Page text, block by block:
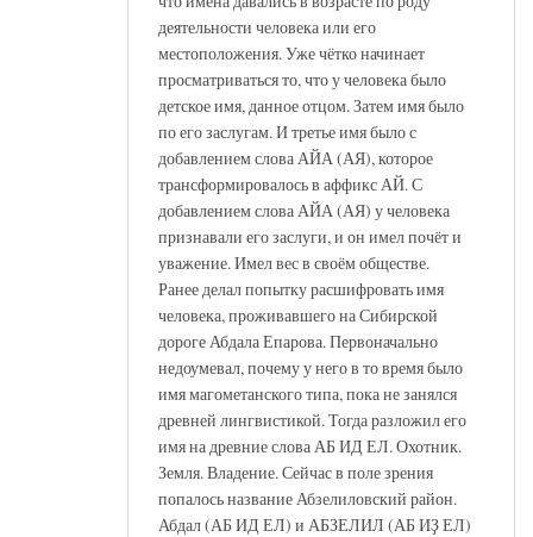
деятельности человека или его
местоположения. Уже чётко начинает
просматриваться то, что у человека было
детское имя, данное отцом. Затем имя было
по его заслугам. И третье имя было с
добавлением слова АЙА (АЯ), которое
трансформировалось в аффикс АЙ. С
добавлением слова АЙА (АЯ) у человека
признавали его заслуги, и он имел почёт и
уважение. Имел вес в своём обществе.
Ранее делал попытку расшифровать имя
человека, проживавшего на Сибирской
дороге Абдала Епарова. Первоначально
недоумевал, почему у него в то время было
имя магометанского типа, пока не занялся
древней лингвистикой. Тогда разложил его
имя на древние слова АБ ИД ЕЛ. Охотник.
Земля. Владение. Сейчас в поле зрения
попалось название Абзелиловский район.
Абдал (АБ ИД ЕЛ) и АБЗЕЛИЛ (АБ ИҘ ЕЛ)